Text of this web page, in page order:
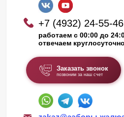
+7 (4932) 24-55-46
работаем с 00:00 до
отвечаем круглосуточно
Заказать звонок
позвоним за наш счет